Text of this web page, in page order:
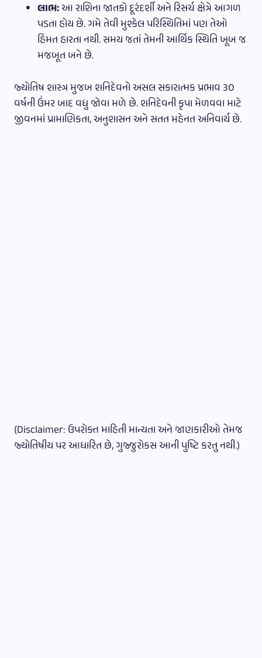
લાભ:આ રાશિના જાતકો દૂરંદર્શી અને રિસર્ચ ક્ષેત્રે આગળ
પડતા હોય છે. ગમે તેવી મુશ્કેલ પરિસ્થિતિમાં પણ તેઓ
હિંમત હારતા નથી. સમય જતાં તેમની આર્થિક સ્થિતિ ખૂબ જ
મજબૂત બને છે.
જ્યોતિષ શાસ્ત્ર મુજબ શનિદેવનો અસલ સકારાત્મક પ્રભાવ ૩૦
વર્ષની ઉંમર બાદ વધુ જોવા મળે છે. શનિદેવની કૃપા મેળવવા માટે
જીવનમાં પ્રામાણિકતા, અનુશાસન અને સતત મહેનત અનિવાર્ય છે.
(Disclaimer: ઉપરોક્ત માહિતી માન્યતા અને જાણકારીઓ તેમજ
જ્યોતિષીય પર આધારિત છે, ગુજ્જુરોકસ આની પુષ્ટિ કરતુ નથી.)